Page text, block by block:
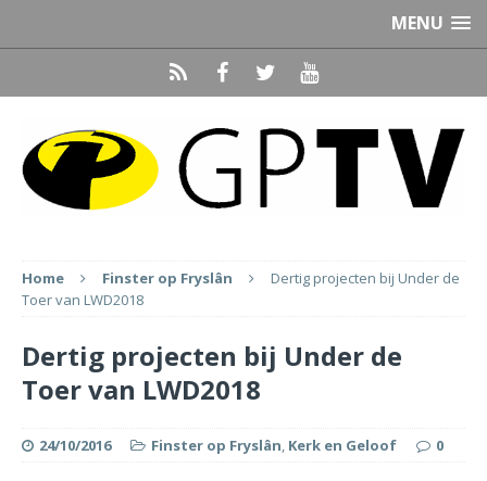
MENU
Home Finster op Fryslân
Dertig projecten bij Under de
Toer van LWD2018
Dertig projecten bij Under de
Toer van LWD2018
24/10/2016 Finster op Fryslân, Kerk en Geloof 0